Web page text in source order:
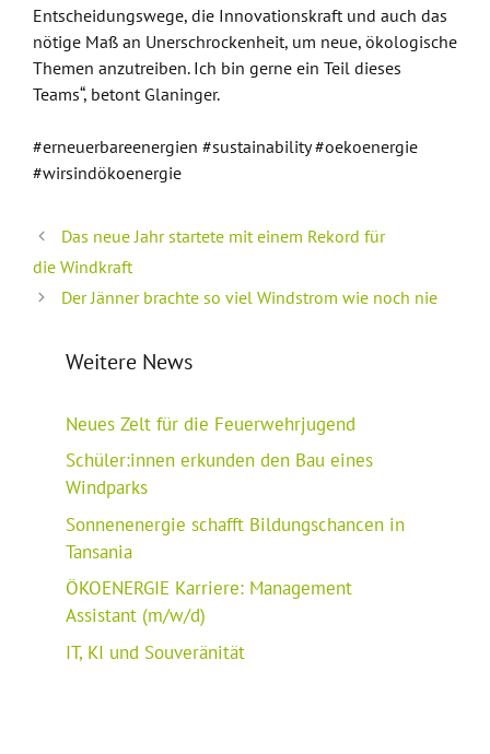
Entscheidungswege, die Innovationskraft und auch das
nötige Maß an Unerschrockenheit, um neue, ökologische
Themen anzutreiben. Ich bin gerne ein Teil dieses
Teams“, betont Glaninger.
#erneuerbareenergien #sustainability #oekoenergie
#wirsindökoenergie
Das neue Jahr startete mit einem Rekord für
die Windkraft
Der Jänner brachte so viel Windstrom wie noch nie
Weitere News
Neues Zelt für die Feuerwehrjugend
Schüler:innen erkunden den Bau eines
Windparks
Sonnenenergie schafft Bildungschancen in
Tansania
ÖKOENERGIE Karriere: Management
Assistant (m/w/d)
IT, KI und Souveränität